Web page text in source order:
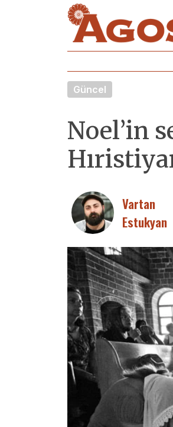
Güncel
Noel’in
Vartan
Estukyan